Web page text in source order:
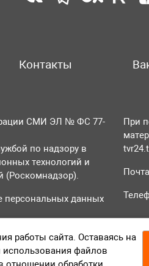
Контакты
СМИ ЭЛ № ФС 77-
по надзору в
технологий и
(Роскомнадзор).
персональных данных
данных
При
работы сайта. Оставаясь на
использования файлов